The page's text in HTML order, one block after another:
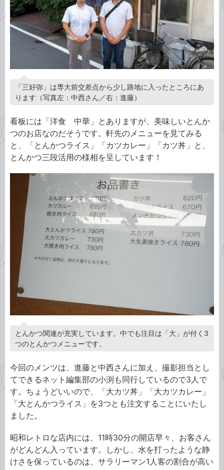
「三好弥」は専大前交差点から少し路地に入ったところにあ
ります（写真左：中西さん／右：進藤）
看板には「洋食 中華」とありますが、美味しいとんか
つのお店なのだそうです。軒先のメニューを見てみる
と、「とんかつライス」「カツカレー」「カツ丼」と、
とんかつ三段活用の様相を呈しています！
とんかつ関連が充実しています。中でも注目は「大」が付く3
つのとんかつメニューです。
今回のメンツは、進藤と中西さんに加え、撮影担当とし
てできるネット編集部の小渕も同行しているので3人で
す。ちょうどいいので、「大カツ丼」「大カツカレー」
「大とんかつライス」を3つとも注文することにいたし
ました。
昭和レトロな店内には、11時30分の開店早々、お客さん
がどんどん入っています。しかし、水を打ったような静
けさを保っているのは、サラリーマン1人客の割合が高い